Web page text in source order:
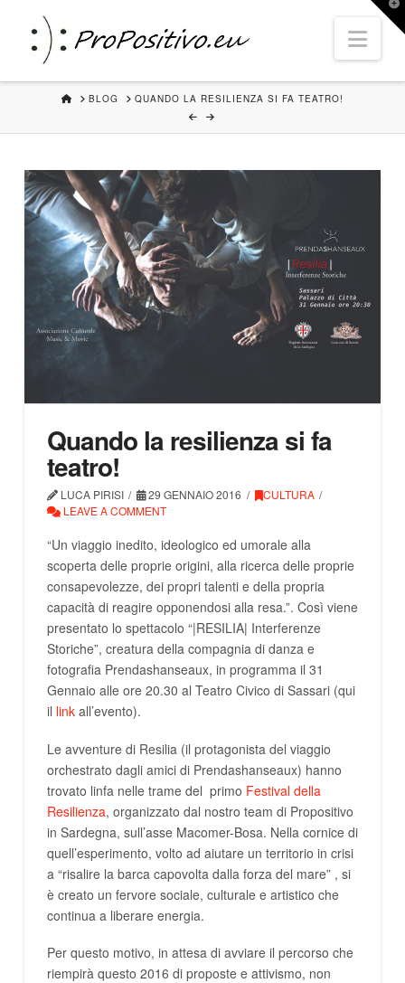
HOMEBLOG QUANDO LA RESILIENZA SI FA TEATRO!
Quando la resilienza si fa
teatro!
LUCA PIRISI 29 GENNAIO 2016
CULTURA
LEAVE A COMMENT
“Un viaggio inedito, ideologico ed umorale alla
scoperta delle proprie origini, alla ricerca delle proprie
consapevolezze, dei propri talenti e della propria
capacità di reagire opponendosi alla resa.”. Così viene
presentato lo spettacolo “|RESILIA| Interferenze
Storiche”, creatura della compagnia di danza e
fotografia Prendashanseaux, in programma il 31
Gennaio alle ore 20.30 al Teatro Civico di Sassari (qui
il linkall’evento).
Le avventure di Resilia (il protagonista del viaggio
orchestrato dagli amici di Prendashanseaux) hanno
trovato linfa nelle trame del primo Festival della
Resilienza, organizzato dal nostro team di Propositivo
in Sardegna, sull’asse Macomer-Bosa. Nella cornice di
quell’esperimento, volto ad aiutare un territorio in crisi
a “risalire la barca capovolta dalla forza del mare” , si
è creato un fervore sociale, culturale e artistico che
continua a liberare energia.
Per questo motivo, in attesa di avviare il percorso che
riempirà questo 2016 di proposte e attivismo, non